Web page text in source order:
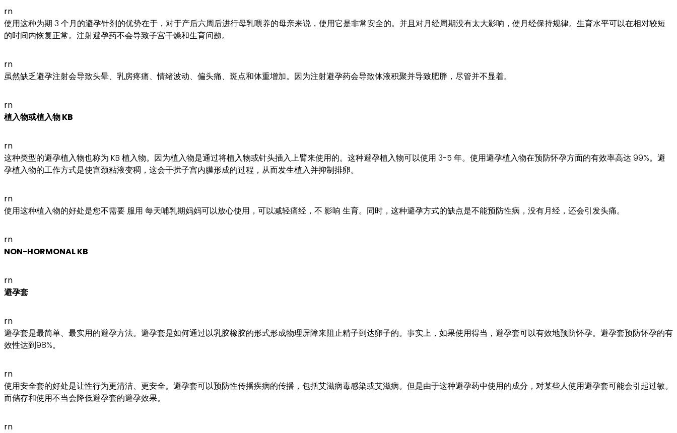
rn
使用这种为期 3 个月的避孕针剂的优势在于，对于产后六周后进行母乳喂养的母亲来说，使用它是非常安全的。并且对月经周期没有太大影响，使月经保持规律。生育水平可以在相对较短
的时间内恢复正常。注射避孕药不会导致子宫干燥和生育问题。
rn
虽然缺乏避孕注射会导致头晕、乳房疼痛、情绪波动、偏头痛、斑点和体重增加。因为注射避孕药会导致体液积聚并导致肥胖，尽管并不显着。
rn
植入物或植入物 KB
rn
这种类型的避孕植入物也称为 KB 植入物。因为植入物是通过将植入物或针头插入上臂来使用的。这种避孕植入物可以使用 3-5 年。使用避孕植入物在预防怀孕方面的有效率高达 99%。避
孕植入物的工作方式是使宫颈粘液变稠，这会干扰子宫内膜形成的过程，从而发生植入并抑制排卵。
rn
使用这种植入物的好处是您不需要 服用 每天哺乳期妈妈可以放心使用，可以减轻痛经，不 影响 生育。同时，这种避孕方式的缺点是不能预防性病，没有月经，还会引发头痛。
rn
NON-HORMONAL KB
rn
避孕套
rn
避孕套是最简单、最实用的避孕方法。避孕套是如何通过以乳胶橡胶的形式形成物理屏障来阻止精子到达卵子的。事实上，如果使用得当，避孕套可以有效地预防怀孕。避孕套预防怀孕的有
效性达到98%。
rn
使用安全套的好处是让性行为更清洁、更安全。避孕套可以预防性传播疾病的传播，包括艾滋病毒感染或艾滋病。但是由于这种避孕药中使用的成分，对某些人使用避孕套可能会引起过敏。
而储存和使用不当会降低避孕套的避孕效果。
rn